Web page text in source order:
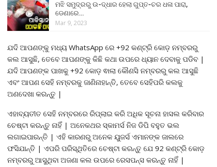
ମଝି ସମୁଦ୍ରରୁ ଉ-ଦ୍ଧାର ହେଲା ଗୁପ୍ତ-ଚର ଧଳା ପାରା,
ଡେଣାରେ…
Mar 9, 2023
ଯଦି ଆପଣଙ୍କୁ ମଧ୍ୟ WhatsApp ରେ +92 କଣ୍ଟ୍ରି କୋଡ଼ ନମ୍ବରରୁ
କଲ ଆସୁଛି, ତେବେ ଆପଣଙ୍କୁ କିଛି କଥା ଉପରେ ଧ୍ୟାନ ଦେବାକୁ ପଡିବ |
ଯଦି ଆପଣଙ୍କ ପାଖକୁ +92 କୋଡ଼ ଵାଲା କୌଣସି ନମ୍ବରରୁ କଲ ଆସୁଛି
ଏବଂ ଆପଣ ସେହି ନମ୍ବରକୁ ଜାଣିନାହାନ୍ତି, ତେବେ ସେହିପରି କଲକୁ
ଅଣଦେଖା କରନ୍ତୁ |
ଏହାବ୍ୟତୀତ ସେହି ନମ୍ବରରେ ରିପ୍ଲାଇ କରି ଅଧିକ ସୂଚନା ହାସଲ କରିବାର
ଚେଷ୍ଟା କରନ୍ତୁ ନାହିଁ | ଅନେକଥର ସ୍କାମର୍ସ ନିଜ ଡିପି ବହୁତ ଭଲ
ଲଗାଇପାରନ୍ତି | ଏହି କାରଣରୁ ଅନେକ ୟୁଜର୍ସ ଏମାନଙ୍କ ଜାଲରେ
ଫସିଯାନ୍ତି | ଏପରି ପରିସ୍ଥିତିରେ ଚେଷ୍ଟା କରନ୍ତୁ ଯେ 92 କଣ୍ଟ୍ରି କୋଡ଼
ନମ୍ବରରୁ ଆସୁଥିବା ଅଜଣା କଲ ଉପରେ ରେସପନ୍ସ କରନ୍ତୁ ନାହିଁ |